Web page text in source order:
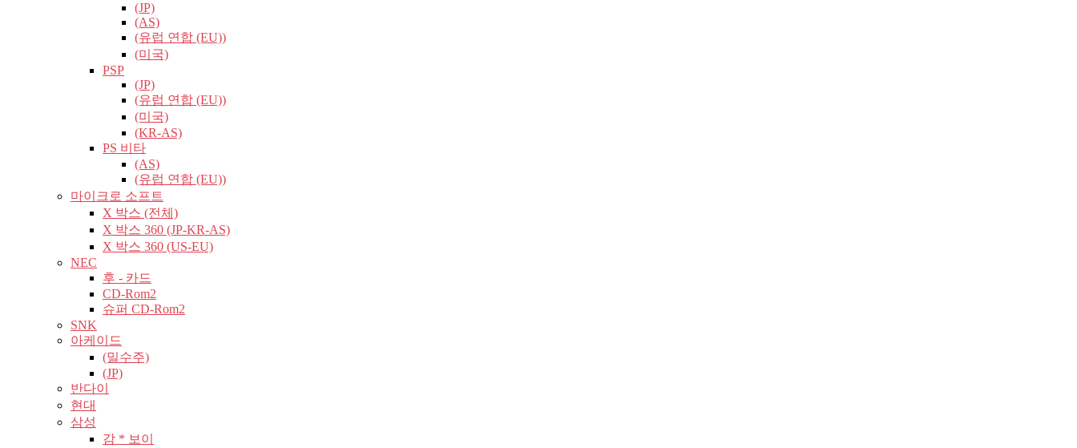
(JP)
(AS)
(유럽​​ 연합 (EU))
(미국)
PSP
(JP)
(유럽​​ 연합 (EU))
(미국)
(KR-AS)
PS 비타
(AS)
(유럽​​ 연합 (EU))
마이크로 소프트
X 박스 (전체)
X 박스 360 (JP-KR-AS)
X 박스 360 (US-EU)
NEC
후 - 카드
CD-Rom2
슈퍼 CD-Rom2
SNK
아케이드
(밀수주)
(JP)
반다이
현대
삼성
감 * 보이